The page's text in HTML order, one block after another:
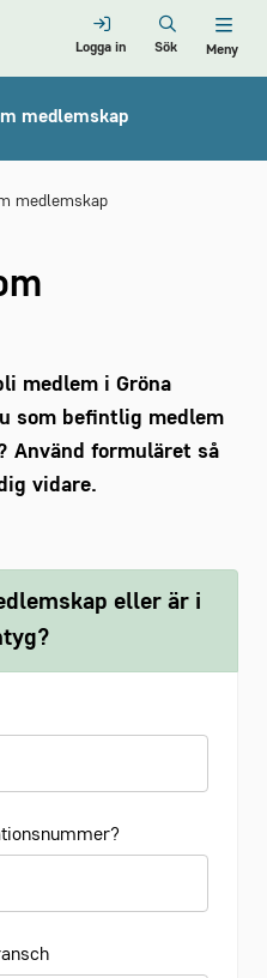
Logga in Sök Meny
medlemskap
medlemskap
medlem i Gröna
som befintlig medlem
Använd formuläret så
vidare.
eller är i